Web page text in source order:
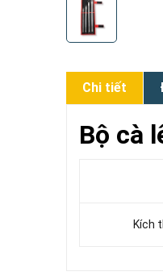
Chi tiết
Bộ cà
Kích